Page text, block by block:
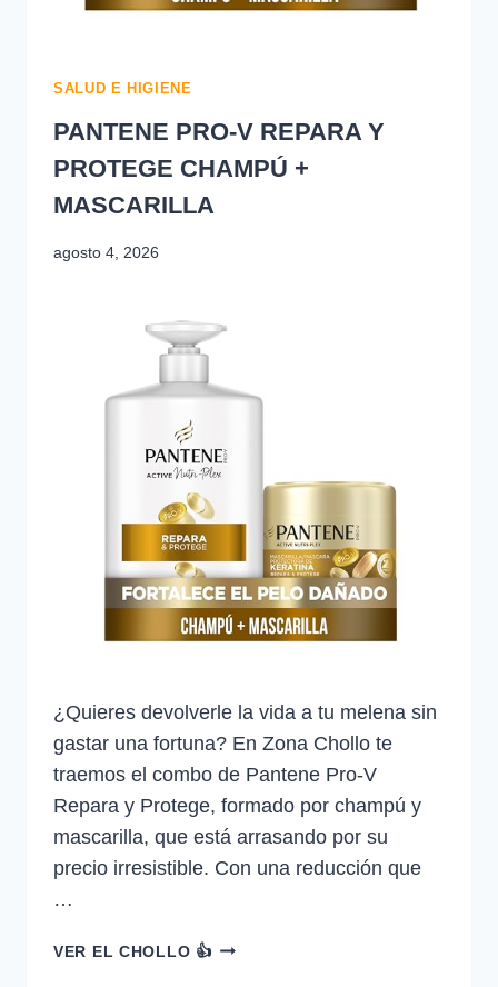
SALUD E HIGIENE
PANTENE PRO‑V REPARA Y
PROTEGE CHAMPÚ +
MASCARILLA
agosto 4, 2026
¿Quieres devolverle la vida a tu melena sin
gastar una fortuna? En Zona Chollo te
traemos el combo de Pantene Pro‑V
Repara y Protege, formado por champú y
mascarilla, que está arrasando por su
precio irresistible. Con una reducción que
…
VER EL CHOLLO 👍PANTENE